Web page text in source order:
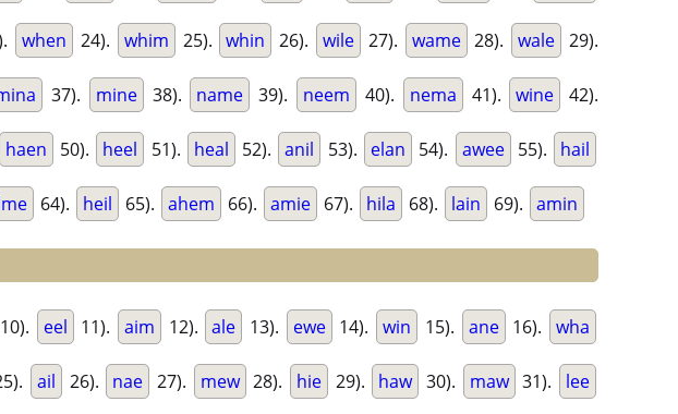
when 24). whim 25). whin 26). wile 27). wame 28). wale 29).
37). mine 38). name 39). neem 40). nema 41). wine 42).
haen 50). heel 51). heal 52). anil 53). elan 54). awee 55). hail
64). heil 65). ahem 66). amie 67). hila 68). lain 69). amin
10). eel 11). aim 12). ale 13). ewe 14). win 15). ane 16). wha
ail 26). nae 27). mew 28). hie 29). haw 30). maw 31). lee